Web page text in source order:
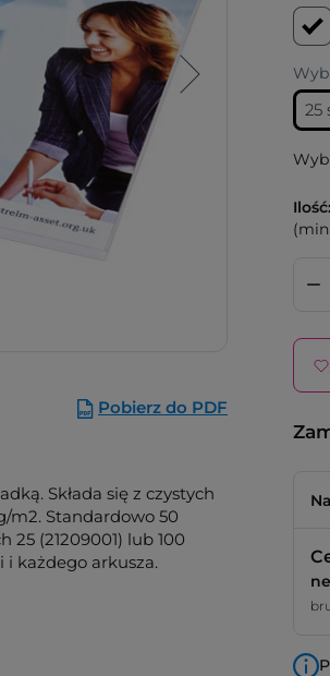
Pobierz do PDF
Składa się z czystych
m2. Standardowo 50
(21209001) lub 100
i każdego arkusza.
25
Ilość: